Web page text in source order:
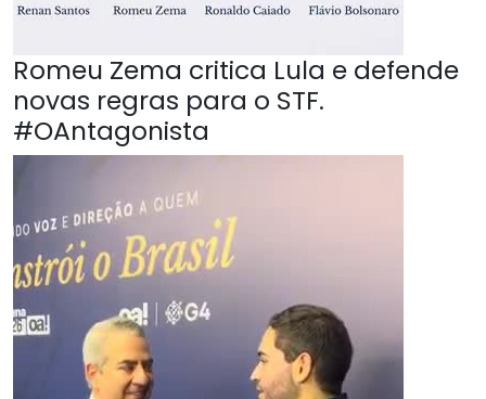
Romeu Zema critica Lula e defende
novas regras para o STF.
#OAntagonista